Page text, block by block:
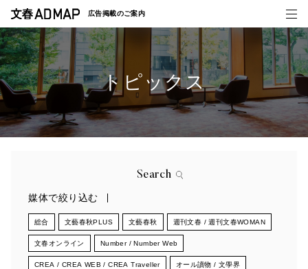
広告掲載のご案内
媒体紹介
トピックス
Search
媒体で絞り込む
総合 文藝春秋PLUS 文藝春秋 週刊文春 / 週刊文春WOMAN
文春オンライン Number / Number Web
CREA / CREA WEB / CREA Traveller オール讀物 / 文學界